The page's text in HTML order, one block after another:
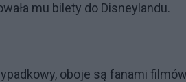
mu bilety do Disneylandu.
oboje są fanami